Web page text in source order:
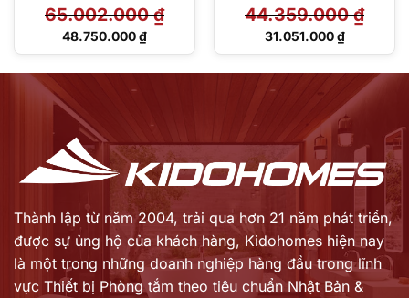
A/WH172AT/TCA546/MB1
75M#SS
65.002.000₫
Giá
48.750.000₫
Giá
TCF47360GAA
44.359.000₫
Giá
44.359.000 ₫.
31.051.000₫
Giá
31.051.000 ₫.
Thành lập từ năm 2004, trải qua hơn 21 năm phát triển,
được sự ủng hộ của khách hàng, Kidohomes hiện nay
là một trong những doanh nghiệp hàng đầu trong lĩnh
vực Thiết bị Phòng tắm theo tiêu chuẩn Nhật Bản &